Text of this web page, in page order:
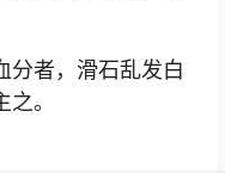
分者，滑石乱发白
。